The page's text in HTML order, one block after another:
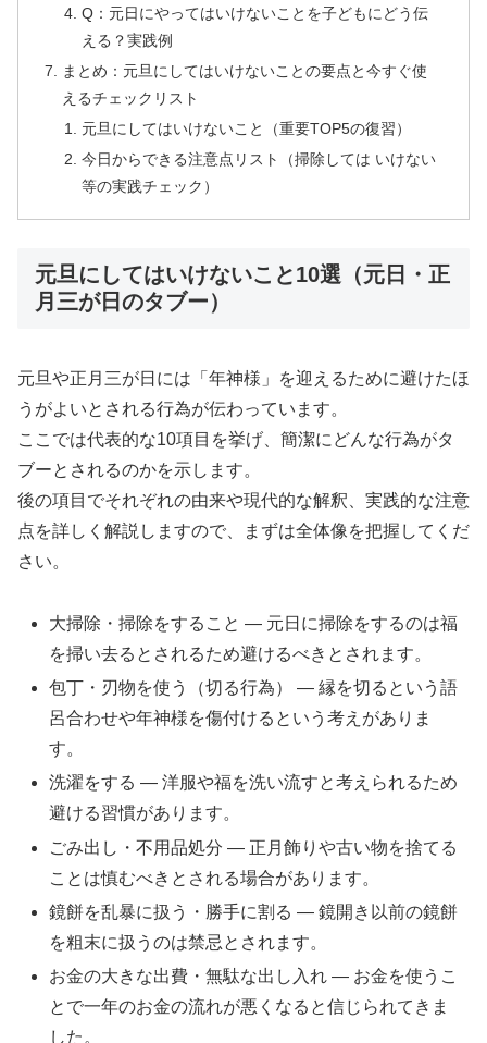
Q：元日にやってはいけないことを子どもにどう伝
える？実践例
まとめ：元旦にしてはいけないことの要点と今すぐ使
えるチェックリスト
元旦にしてはいけないこと（重要TOP5の復習）
今日からできる注意点リスト（掃除しては いけない
等の実践チェック）
元旦にしてはいけないこと10選（元日・正
月三が日のタブー）
元旦や正月三が日には「年神様」を迎えるために避けたほ
うがよいとされる行為が伝わっています。
ここでは代表的な10項目を挙げ、簡潔にどんな行為がタ
ブーとされるのかを示します。
後の項目でそれぞれの由来や現代的な解釈、実践的な注意
点を詳しく解説しますので、まずは全体像を把握してくだ
さい。
大掃除・掃除をすること — 元日に掃除をするのは福
を掃い去るとされるため避けるべきとされます。
包丁・刃物を使う（切る行為） — 縁を切るという語
呂合わせや年神様を傷付けるという考えがありま
す。
洗濯をする — 洋服や福を洗い流すと考えられるため
避ける習慣があります。
ごみ出し・不用品処分 — 正月飾りや古い物を捨てる
ことは慎むべきとされる場合があります。
鏡餅を乱暴に扱う・勝手に割る — 鏡開き以前の鏡餅
を粗末に扱うのは禁忌とされます。
お金の大きな出費・無駄な出し入れ — お金を使うこ
とで一年のお金の流れが悪くなると信じられてきま
した。